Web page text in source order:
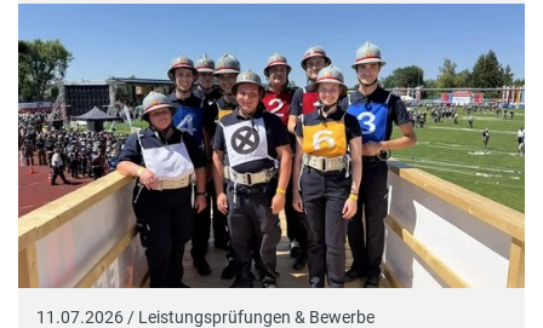
11.07.2026 / Leistungsprüfungen & Bewerbe